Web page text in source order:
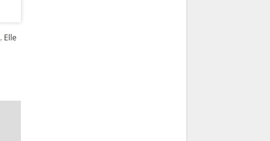
. Elle